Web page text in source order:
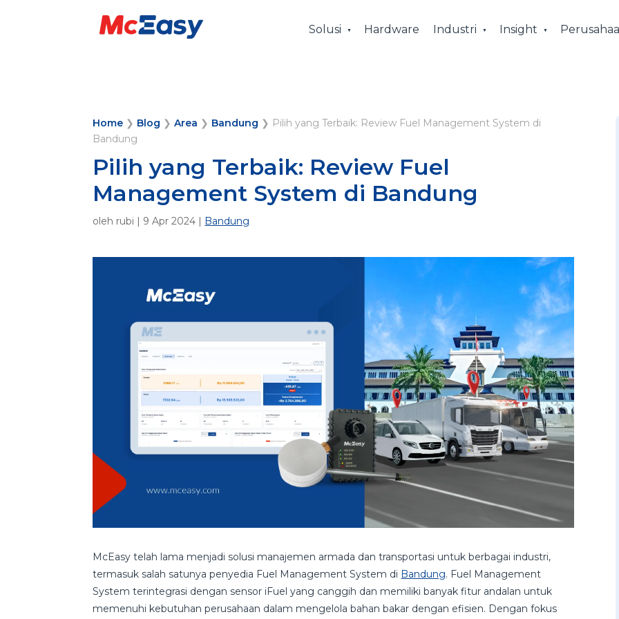
Solusi Hardware Industri Insight
Home ❯ Blog ❯Area ❯ Bandung ❯ Pilih yang Terbaik: Review Fuel Management System di
Bandung
Pilih yang Terbaik: Review Fuel
Management System di Bandung
oleh rubi | 9 Apr 2024 | Bandung
McEasy telah lama menjadi solusi manajemen armada dan transportasi untuk berbagai industri,
termasuk salah satunya penyedia Fuel Management System di Bandung. Fuel Management
System terintegrasi dengan sensor iFuel yang canggih dan memiliki banyak fitur andalan untuk
memenuhi kebutuhan perusahaan dalam mengelola bahan bakar dengan efisien. Dengan fokus